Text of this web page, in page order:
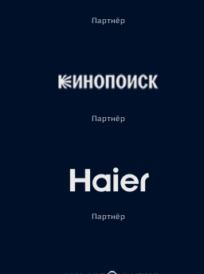
Партнёр
Партнёр
Партнёр